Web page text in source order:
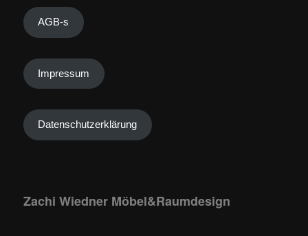
AGB-s
Impressum
Datenschutzerklärung
Zachi Wiedner Möbel&Raumdesign